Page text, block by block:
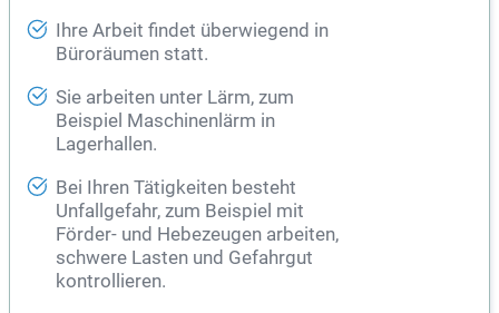
Ihre Arbeit findet überwiegend in
Büroräumen statt.
Sie arbeiten unter Lärm, zum
Beispiel Maschinenlärm in
Lagerhallen.
Bei Ihren Tätigkeiten besteht
Unfallgefahr, zum Beispiel mit
Förder- und Hebezeugen arbeiten,
schwere Lasten und Gefahrgut
kontrollieren.